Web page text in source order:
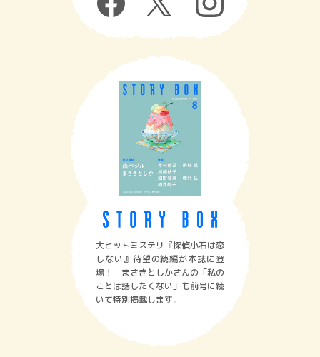
大ヒットミステリ『探偵小石は恋
しない』待望の続編が本誌に登
場！ まさきとしかさんの「私の
ことは話したくない」も前号に続
いて特別掲載します。